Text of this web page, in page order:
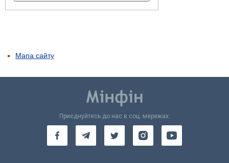
Мапа сайту
Приєднуйтесь до нас в соц. мережах: